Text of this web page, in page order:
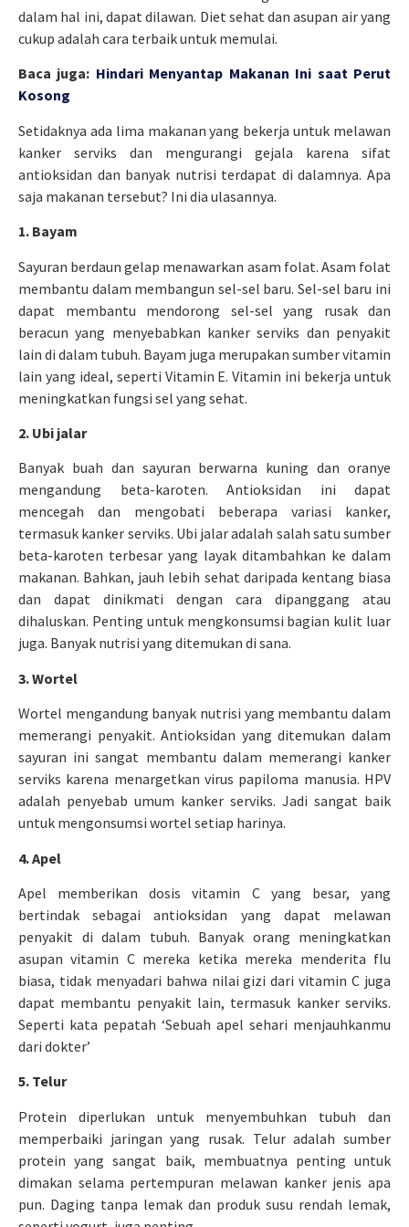
dalam hal ini, dapat dilawan. Diet sehat dan asupan air yang
cukup adalah cara terbaik untuk memulai.
Baca juga: Hindari Menyantap Makanan Ini saat Perut
Kosong
Setidaknya ada lima makanan yang bekerja untuk melawan
kanker serviks dan mengurangi gejala karena sifat
antioksidan dan banyak nutrisi terdapat di dalamnya. Apa
saja makanan tersebut? Ini dia ulasannya.
1. Bayam
Sayuran berdaun gelap menawarkan asam folat. Asam folat
membantu dalam membangun sel-sel baru. Sel-sel baru ini
dapat membantu mendorong sel-sel yang rusak dan
beracun yang menyebabkan kanker serviks dan penyakit
lain di dalam tubuh. Bayam juga merupakan sumber vitamin
lain yang ideal, seperti Vitamin E. Vitamin ini bekerja untuk
meningkatkan fungsi sel yang sehat.
2. Ubi jalar
Banyak buah dan sayuran berwarna kuning dan oranye
mengandung beta-karoten. Antioksidan ini dapat
mencegah dan mengobati beberapa variasi kanker,
termasuk kanker serviks. Ubi jalar adalah salah satu sumber
beta-karoten terbesar yang layak ditambahkan ke dalam
makanan. Bahkan, jauh lebih sehat daripada kentang biasa
dan dapat dinikmati dengan cara dipanggang atau
dihaluskan. Penting untuk mengkonsumsi bagian kulit luar
juga. Banyak nutrisi yang ditemukan di sana.
3. Wortel
Wortel mengandung banyak nutrisi yang membantu dalam
memerangi penyakit. Antioksidan yang ditemukan dalam
sayuran ini sangat membantu dalam memerangi kanker
serviks karena menargetkan virus papiloma manusia. HPV
adalah penyebab umum kanker serviks. Jadi sangat baik
untuk mengonsumsi wortel setiap harinya.
4. Apel
Apel memberikan dosis vitamin C yang besar, yang
bertindak sebagai antioksidan yang dapat melawan
penyakit di dalam tubuh. Banyak orang meningkatkan
asupan vitamin C mereka ketika mereka menderita flu
biasa, tidak menyadari bahwa nilai gizi dari vitamin C juga
dapat membantu penyakit lain, termasuk kanker serviks.
Seperti kata pepatah ‘Sebuah apel sehari menjauhkanmu
dari dokter’
5. Telur
Protein diperlukan untuk menyembuhkan tubuh dan
memperbaiki jaringan yang rusak. Telur adalah sumber
protein yang sangat baik, membuatnya penting untuk
dimakan selama pertempuran melawan kanker jenis apa
pun. Daging tanpa lemak dan produk susu rendah lemak,